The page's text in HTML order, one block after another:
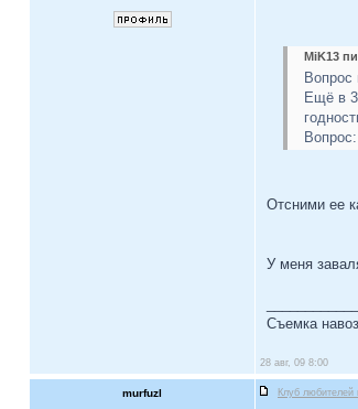
MiK13
Вопрос
Ещё в
Отсними ее
У меня
Съемка
28 авг, 09 8:00
murfuzl Клуб любителей